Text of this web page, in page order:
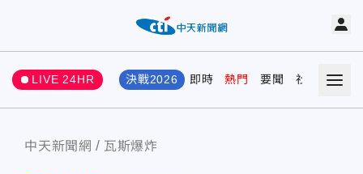
LIVE 24HR 決戰2026 即時 熱門 要聞 社會 娛樂
中天新聞網 瓦斯爆炸